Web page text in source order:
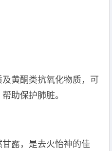
黄酮类抗氧化物质，可
助保护肺脏。
露，是去火怡神的佳